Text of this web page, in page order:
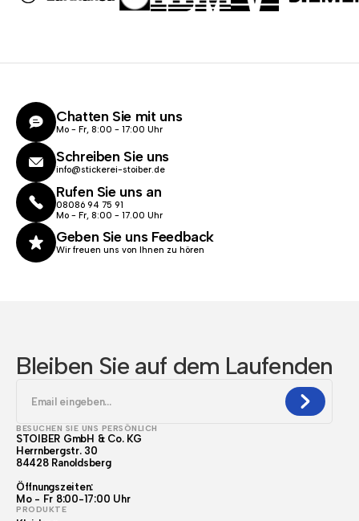
Chatten Sie mit uns
Mo - Fr, 8:00 - 17:00 Uhr
Schreiben Sie uns
info@stickerei-stoiber.de
Rufen Sie uns an
08086 94 75 91
Mo - Fr, 8:00 - 17.00 Uhr
Geben Sie uns Feedback
Wir freuen uns von Ihnen zu hören
Bleiben Sie auf dem Laufenden
BESUCHEN SIE UNS PERSÖNLICH
STOIBER GmbH & Co. KG
Herrnbergstr. 30
84428 Ranoldsberg
Öffnungszeiten:
Mo - Fr 8:00-17:00 Uhr
PRODUKTE